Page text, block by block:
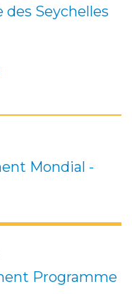
Seychelles
Mondial -
Programme